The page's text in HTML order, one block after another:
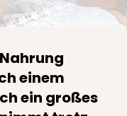
einem
ein großes